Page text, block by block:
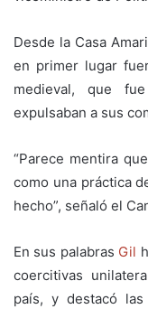
Desde la Casa
en primer lugar
medieval, que
expulsaban a sus
“Parece mentira
como una práctica
hecho”, señaló el
En sus palabras Gil
coercitivas
país, y destacó